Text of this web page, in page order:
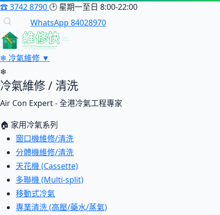
☎3742 8790 🕑 星期一至日 8:00-22:00
WhatsApp 84028970
維修快
❄ 冷氣維修 ▼
❄
冷氣維修 / 清洗
Air Con Expert - 全港冷氣工程專家
🏠 家用冷氣系列
窗口機維修/清洗
分體機維修/清洗
天花機 (Cassette)
多聯機 (Multi-split)
移動式冷氣
專業清洗 (高壓/藥水/蒸氣)